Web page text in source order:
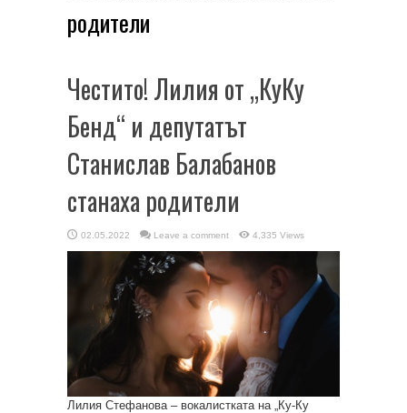
родители
Честито! Лилия от „КуКу
Бенд“ и депутатът
Станислав Балабанов
станаха родители
02.05.2022 Leave a comment 4,335 Views
Лилия Стефанова – вокалистката на „Ку-Ку